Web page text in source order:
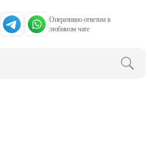
Оперативно ответим в
любимом чате